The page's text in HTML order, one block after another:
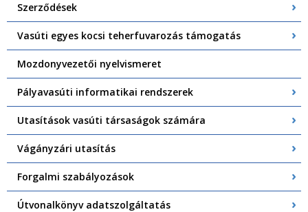
Szerződések
Vasúti egyes kocsi teherfuvarozás támogatás
Mozdonyvezetői nyelvismeret
Pályavasúti informatikai rendszerek
Utasítások vasúti társaságok számára
Vágányzári utasítás
Forgalmi szabályozások
Útvonalkönyv adatszolgáltatás